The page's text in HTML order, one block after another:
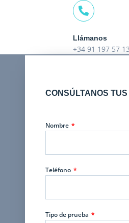
Llámanos
+34 91 197 57 13
CONSÚLTANOS
Nombre
Teléfono
Tipo de prueba